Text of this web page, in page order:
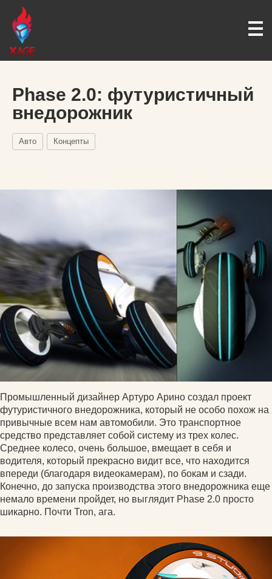
Phase 2.0: футуристичный
внедорожник
Авто Концепты
Промышленный дизайнер Артуро Арино создал проект
футуристичного внедорожника, который не особо похож на
привычные всем нам автомобили. Это транспортное
средство представляет собой систему из трех колес.
Среднее колесо, очень большое, вмещает в себя и
водителя, который прекрасно видит все, что находится
впереди (благодаря видеокамерам), по бокам и сзади.
Конечно, до запуска производства этого внедорожника еще
немало времени пройдет, но выглядит Phase 2.0 просто
шикарно. Почти Tron, ага.